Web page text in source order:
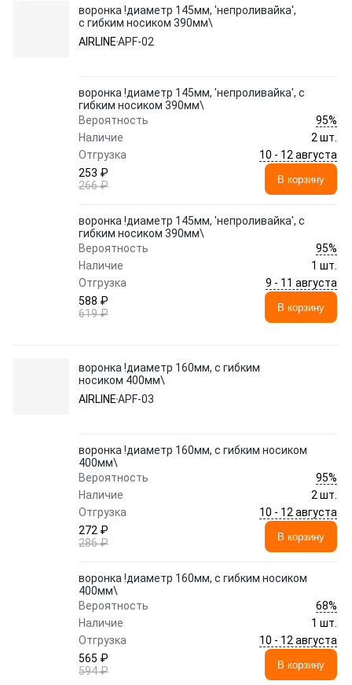
воронка !диаметр 145мм, 'непроливайка',
с гибким носиком 390мм\
AIRLINEAPF-02
воронка !диаметр 145мм, 'непроливайка', с
гибким носиком 390мм\
Вероятность
95%
Наличие
2 шт.
Отгрузка
10 - 12 августа
253 ₽
266 ₽
В корзину
воронка !диаметр 145мм, 'непроливайка', с
гибким носиком 390мм\
Вероятность
95%
Наличие
1 шт.
Отгрузка
9 - 11 августа
588 ₽
619 ₽
В корзину
воронка !диаметр 160мм, с гибким
носиком 400мм\
AIRLINEAPF-03
воронка !диаметр 160мм, с гибким носиком
400мм\
Вероятность
95%
Наличие
2 шт.
Отгрузка
10 - 12 августа
272 ₽
286 ₽
В корзину
воронка !диаметр 160мм, с гибким носиком
400мм\
Вероятность
68%
Наличие
1 шт.
Отгрузка
10 - 12 августа
565 ₽
594 ₽
В корзину